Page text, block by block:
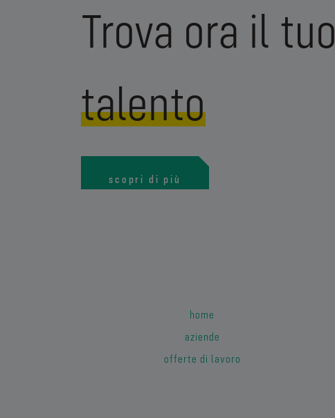
Trova ora il tuo
talento
scopri di più
home
aziende
offerte di lavoro